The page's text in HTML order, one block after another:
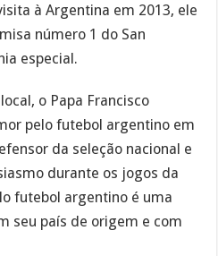
à Argentina em 2013, ele
número 1 do San
especial.
o Papa Francisco
pelo futebol argentino em
da seleção nacional e
durante os jogos da
futebol argentino é uma
seu país de origem e com